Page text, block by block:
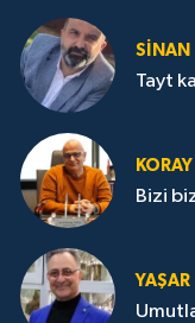
SİNAN
Tayt
Bizi
YAŞAR